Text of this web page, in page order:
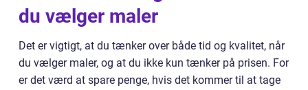
du vælger maler
Det er vigtigt, at du tænker over både tid og kvalitet, når
du vælger maler, og at du ikke kun tænker på prisen. For
er det værd at spare penge, hvis det kommer til at tage